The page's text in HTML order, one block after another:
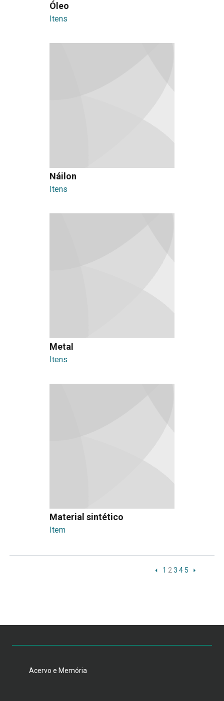
Óleo
Itens
Náilon
Itens
Metal
Itens
Material sintético
Item
1 2 3 4 5
Acervo e Memória